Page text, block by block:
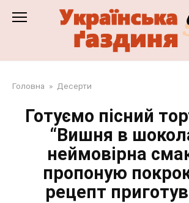
Головна » Десерти
Готуємо пісний
“Вишня в
неймовірна
пропоную
рецепт